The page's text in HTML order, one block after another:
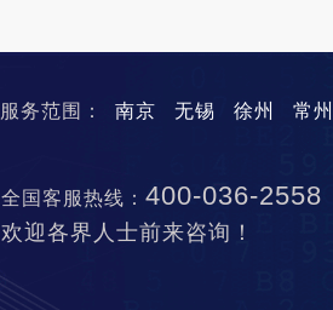
服务范围： 南京 无锡 徐州 常州
全国客服热线：400-036-2558
欢迎各界人士前来咨询！